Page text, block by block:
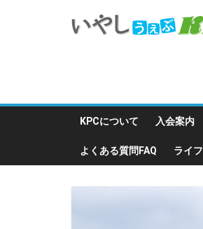
KPCについて 入会案内
よくある質問FAQ ライ